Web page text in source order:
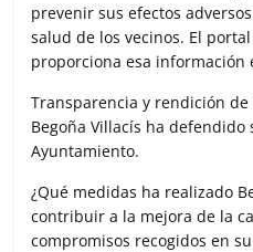
prevenir sus efectos
salud de los vecinos. El
proporciona esa información
Transparencia y rendición
Begoña Villacís ha
Ayuntamiento.
¿Qué medidas ha realizado
contribuir a la mejora de la
compromisos recogidos en